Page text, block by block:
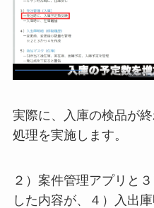
実際に、入庫の検品が
処理を実施します。
２）案件管理アプリと
した内容が、４）入出